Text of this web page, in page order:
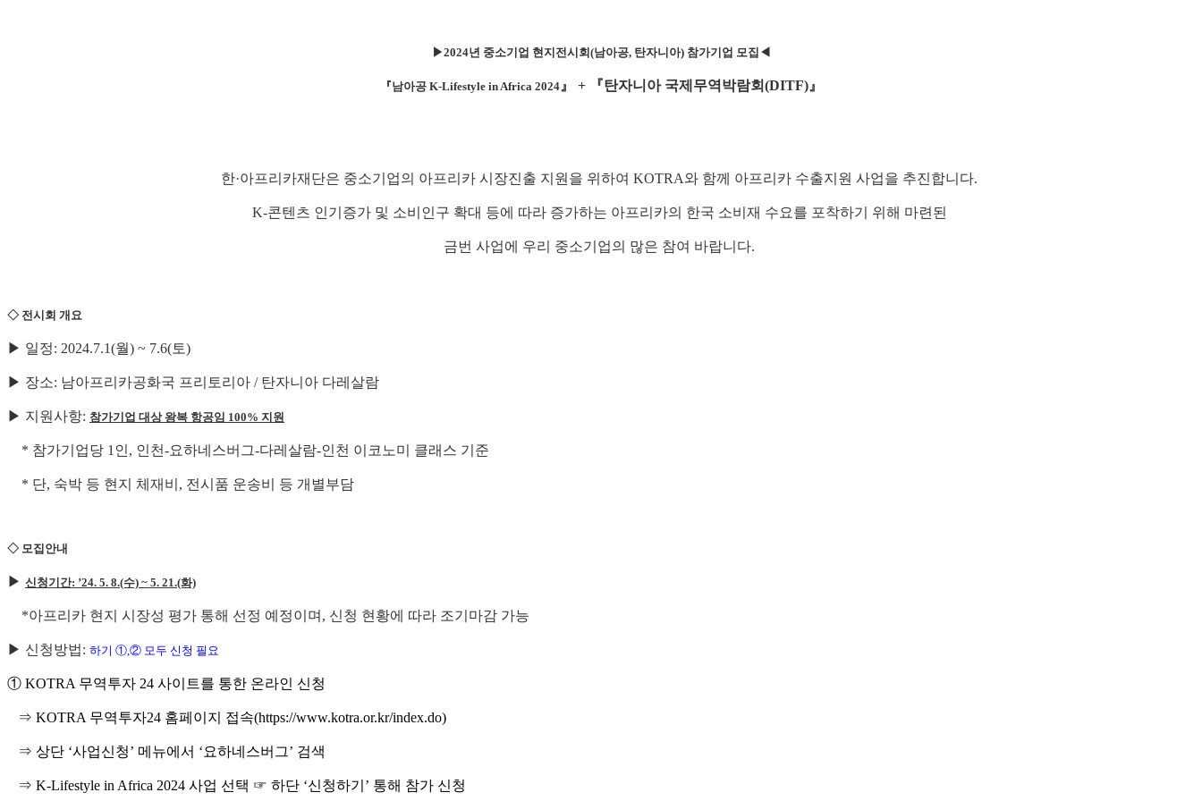
▶2024년 중소기업 현지전시회(남아공, 탄자니아) 참가기업 모집◀
『남아공 K-Lifestyle in Africa 2024』 + 『탄자니아 국제무역박람회(DITF)』
한·아프리카재단은 중소기업의 아프리카 시장진출 지원을 위하여 KOTRA와 함께 아프리카 수출지원 사업을 추진합니다.
K-콘텐츠 인기증가 및 소비인구 확대 등에 따라 증가하는 아프리카의 한국 소비재 수요를 포착하기 위해 마련된
금번 사업에 우리 중소기업의 많은 참여 바랍니다.
◇ 전시회 개요
▶ 일정: 2024.7.1(월) ~ 7.6(토)
▶ 장소: 남아프리카공화국 프리토리아 / 탄자니아 다레살람
▶ 지원사항: 참가기업 대상 왕복 항공임 100% 지원
* 참가기업당 1인, 인천-요하네스버그-다레살람-인천 이코노미 클래스 기준
* 단, 숙박 등 현지 체재비, 전시품 운송비 등 개별부담
◇ 모집안내
▶ 신청기간: ’24. 5. 8.(수) ~ 5. 21.(화)
*아프리카 현지 시장성 평가 통해 선정 예정이며, 신청 현황에 따라 조기마감 가능
▶ 신청방법: 하기 ①,② 모두 신청 필요
① KOTRA 무역투자 24 사이트를 통한 온라인 신청
⇒ KOTRA 무역투자24 홈페이지 접속(https://www.kotra.or.kr/index.do)
⇒ 상단 ‘사업신청’ 메뉴에서 ‘요하네스버그’ 검색
⇒ K-Lifestyle in Africa 2024 사업 선택 ☞ 하단 ‘신청하기’ 통해 참가 신청